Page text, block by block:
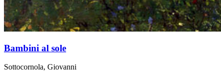
Bambini al sole
Sottocornola, Giovanni